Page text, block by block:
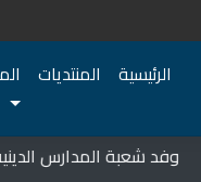
الرئيسية المنتديات
وفد شعبة المدارس